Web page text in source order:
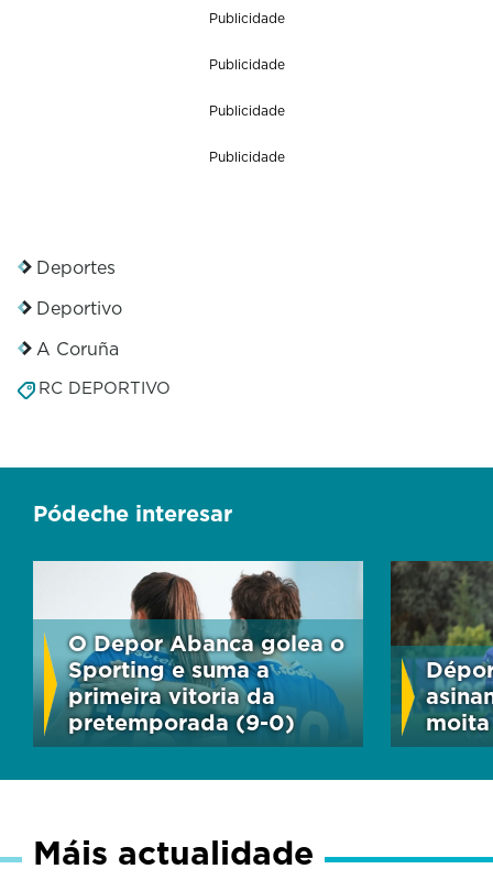
Publicidade
Publicidade
Publicidade
Publicidade
Deportes
Deportivo
A Coruña
RC DEPORTIVO
Pódeche interesar
O Depor Abanca golea o
Sporting e suma a
primeira vitoria da
pretemporada (9-0)
moita
Máis actualidade